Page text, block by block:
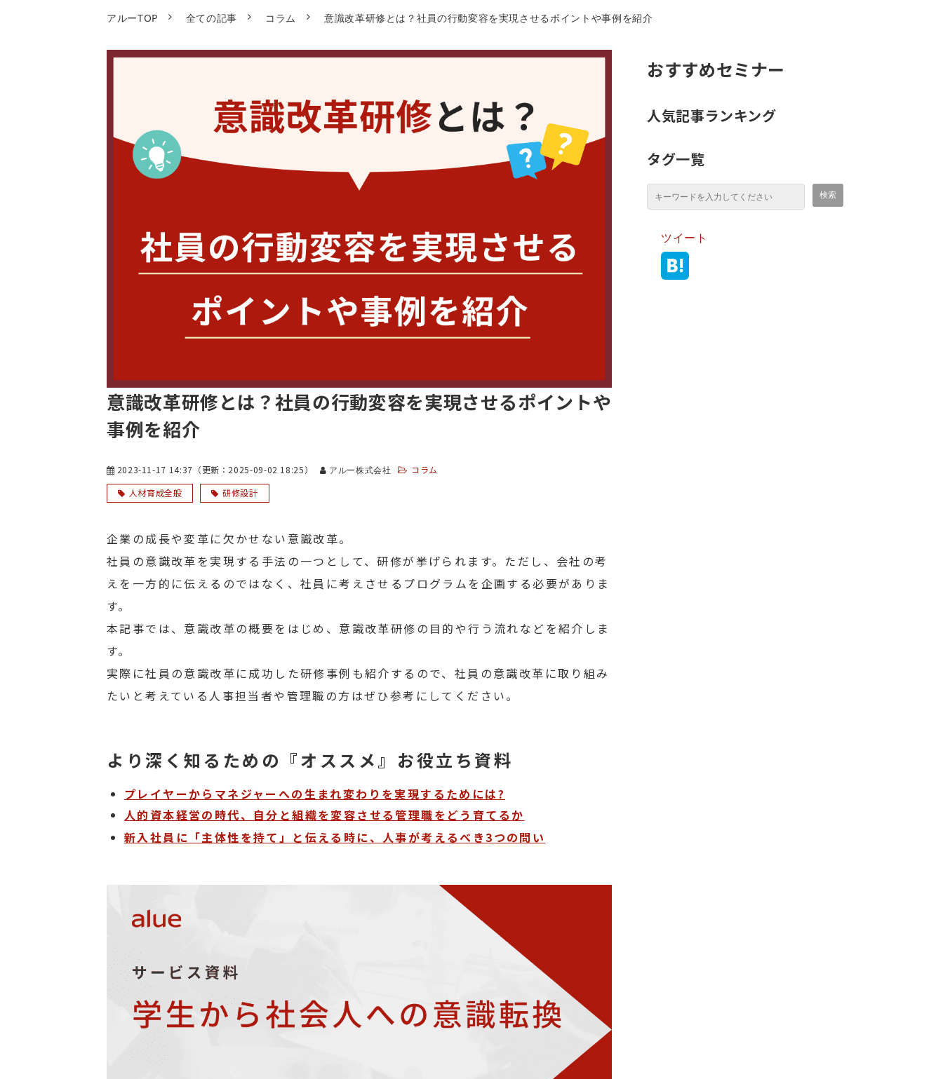
アルーTOP 全ての記事 コラム 意識改革研修とは？社員の行動変容を実現させるポイントや事例を紹介
意識改革研修とは？社員の行動変容を実現させるポイントや
事例を紹介
2023-11-17 14:37 （更新： 2025-09-02 18:25） アルー株式会社
コラム
人材育成全般
研修設計
企業の成長や変革に欠かせない意識改革。
社員の意識改革を実現する手法の一つとして、研修が挙げられます。ただし、会社の考
えを一方的に伝えるのではなく、社員に考えさせるプログラムを企画する必要がありま
す。
本記事では、意識改革の概要をはじめ、意識改革研修の目的や行う流れなどを紹介しま
す。
実際に社員の意識改革に成功した研修事例も紹介するので、社員の意識改革に取り組み
たいと考えている人事担当者や管理職の方はぜひ参考にしてください。
より深く知るための『オススメ』お役立ち資料
プレイヤーからマネジャーへの生まれ変わりを実現するためには?
人的資本経営の時代、自分と組織を変容させる管理職をどう育てるか
新入社員に「主体性を持て」と伝える時に、人事が考えるべき3つの問い
おすすめセミナー
人気記事ランキング
タグ一覧
ツイート